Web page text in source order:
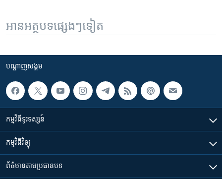
អានអត្ថបទផ្សេងៗទៀត
បណ្តាញ​សង្គម
កម្មវិធី​ទូរទស្សន៍
កម្មវិធី​វិទ្យុ
ព័ត៌មាន​តាមប្រធានបទ​